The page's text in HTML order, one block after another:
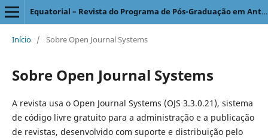
Equatorial – Revista do Programa de Pós-Graduação em Antropologia Social
Início / Sobre Open Journal Systems
Sobre Open Journal Systems
A revista usa o Open Journal Systems (OJS 3.3.0.21), sistema
de código livre gratuito para a administração e a publicação
de revistas, desenvolvido com suporte e distribuição pelo